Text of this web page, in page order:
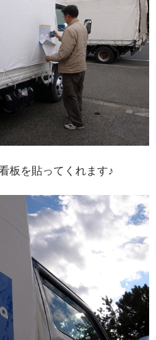
板を貼ってくれます♪